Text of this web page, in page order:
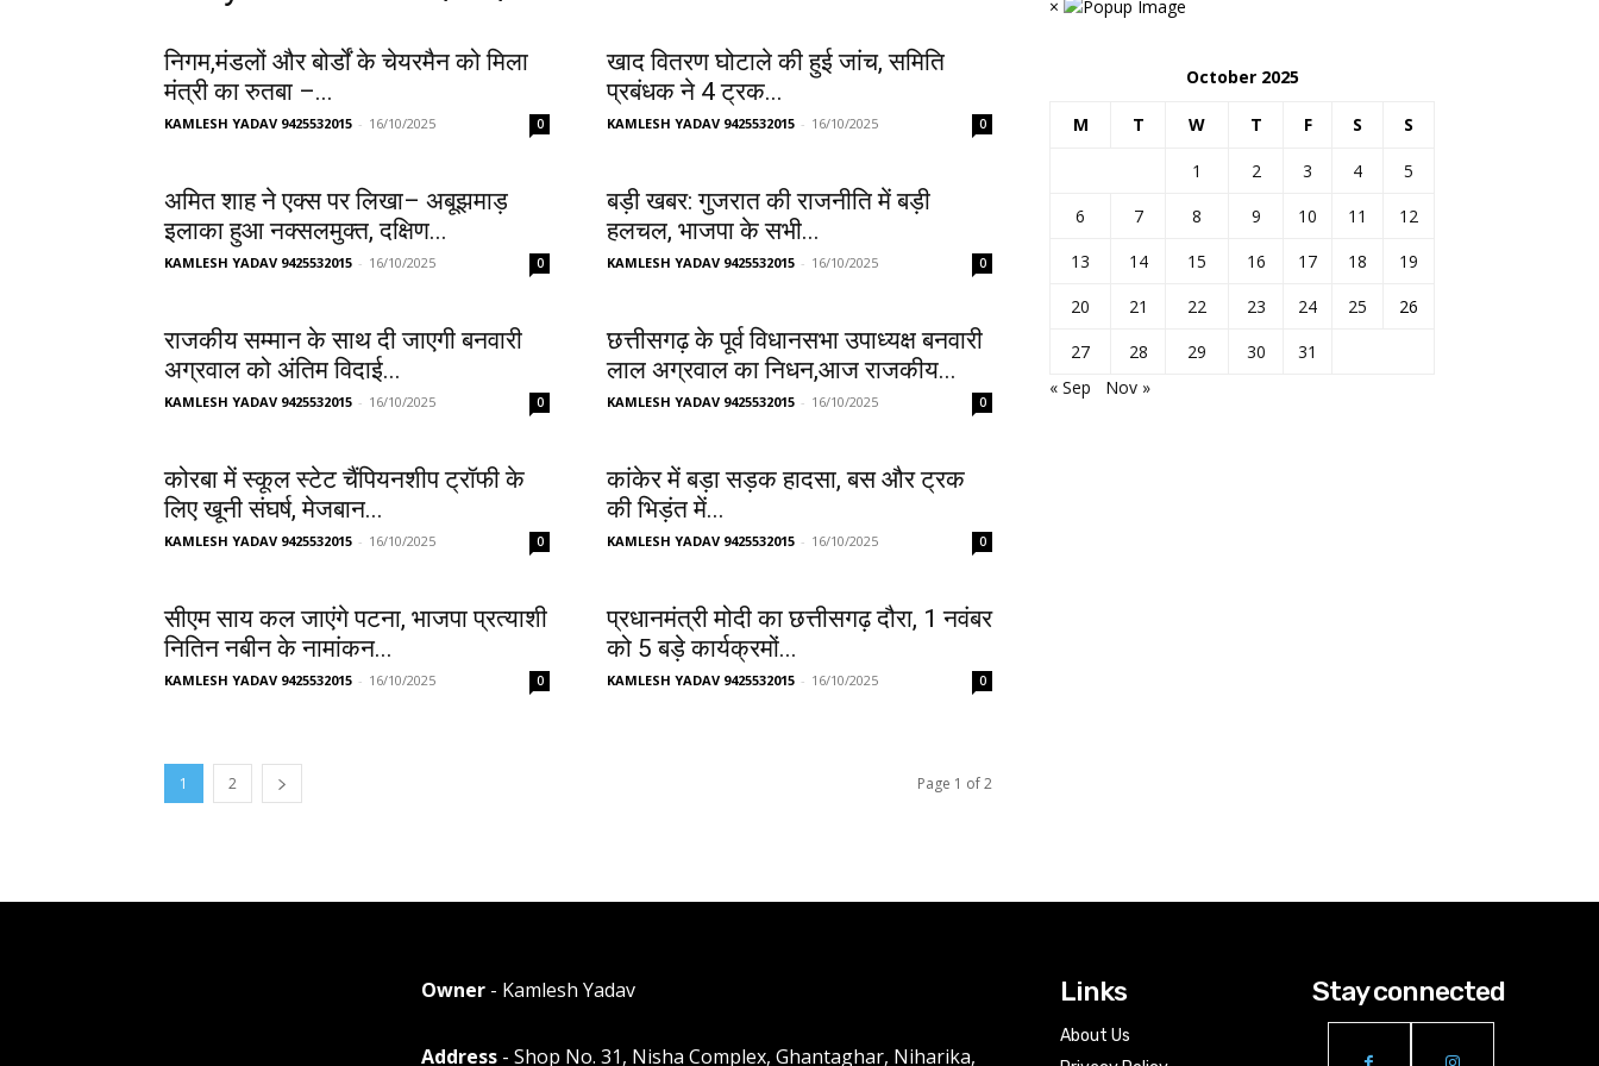
निगम,मंडलों और बोर्डों के चेयरमैन को मिला
मंत्री का रुतबा –...
KAMLESH YADAV 9425532015 - 16/10/2025 0
खाद वितरण घोटाले की हुई जांच, समिति
प्रबंधक ने 4 ट्रक...
KAMLESH YADAV 9425532015 - 16/10/2025 0
अमित शाह ने एक्स पर लिखा– अबूझमाड़
इलाका हुआ नक्सलमुक्त, दक्षिण...
KAMLESH YADAV 9425532015 - 16/10/2025 0
बड़ी खबर: गुजरात की राजनीति में बड़ी
हलचल, भाजपा के सभी...
KAMLESH YADAV 9425532015 - 16/10/2025 0
राजकीय सम्मान के साथ दी जाएगी बनवारी
अग्रवाल को अंतिम विदाई...
KAMLESH YADAV 9425532015 - 16/10/2025 0
छत्तीसगढ़ के पूर्व विधानसभा उपाध्यक्ष बनवारी
लाल अग्रवाल का निधन,आज राजकीय...
KAMLESH YADAV 9425532015 - 16/10/2025 0
कोरबा में स्कूल स्टेट चैंपियनशीप ट्रॉफी के
लिए खूनी संघर्ष, मेजबान...
KAMLESH YADAV 9425532015 - 16/10/2025 0
कांकेर में बड़ा सड़क हादसा, बस और ट्रक
की भिड़ंत में...
KAMLESH YADAV 9425532015 - 16/10/2025 0
सीएम साय कल जाएंगे पटना, भाजपा प्रत्याशी
नितिन नबीन के नामांकन...
KAMLESH YADAV 9425532015 - 16/10/2025 0
प्रधानमंत्री मोदी का छत्तीसगढ़ दौरा, 1 नवंबर
को 5 बड़े कार्यक्रमों...
KAMLESH YADAV 9425532015 - 16/10/2025 0
1 2 Page 1 of 2
×
October 2025
M T W T F S S
1 2 3 4
5
6
7 8 9 10 11
12
13
14 15 16 17 18
19
20
21 22 23 24 25
26
27
28 29 30
31
« Sep
Nov »
Owner- Kamlesh Yadav
Address- Shop No. 31, Nisha Complex, Ghantaghar, Niharika,
Links
About Us
Stay connected